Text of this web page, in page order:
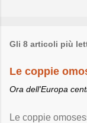
Gli 8 articoli più
Le coppie
Ora dell'Europa
Le coppie